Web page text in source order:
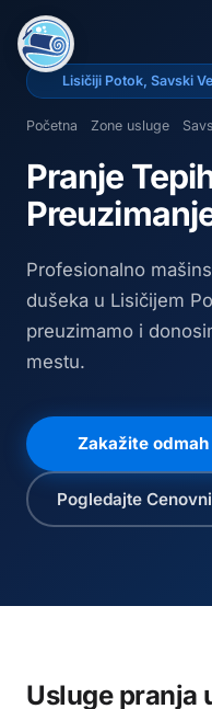
Lisičiji Potok, Savski
Početna Zone usluge
Pranje
Profesionalno
dušeka u Lisičijem
preuzimamo i
mestu.
Zakažite odmah
Pogledajte
Usluge pranja